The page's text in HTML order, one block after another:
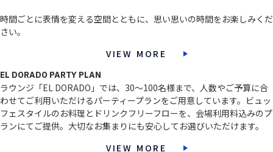
時間ごとに表情を変える空間とともに、思い思いの時間をお楽しみくだ
さい。
VIEW MORE
EL DORADO PARTY PLAN
ラウンジ「EL DORADO」では、30～100名様まで、人数やご予算に合
わせてご利用いただけるパーティープランをご用意しています。ビュッ
フェスタイルのお料理とドリンクフリーフローを、会場利用料込みのプ
ランにてご提供。大切なお集まりにも安心してお選びいただけます。
VIEW MORE